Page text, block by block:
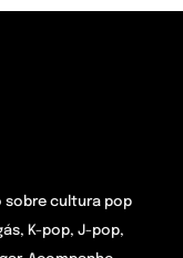
sobre cultura pop
K-pop, J-pop,